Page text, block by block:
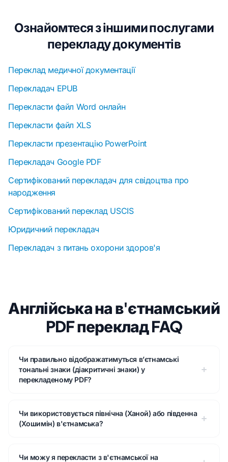
Ознайомтеся з іншими послугами
перекладу документів
Переклад медичної документації
Перекладач EPUB
Перекласти файл Word онлайн
Перекласти файл XLS
Перекласти презентацію PowerPoint
Перекладач Google PDF
Сертифікований перекладач для свідоцтва про
народження
Сертифікований переклад USCIS
Юридичний перекладач
Перекладач з питань охорони здоров'я
Англійська на в'єтнамський
PDF переклад FAQ
Чи правильно відображатимуться в’єтнамські
тональні знаки (діакритичні знаки) у
перекладеному PDF?
Чи використовується північна (Ханой) або південна
(Хошимін) в'єтнамська?
Чи можу я перекласти з в'єтнамської на